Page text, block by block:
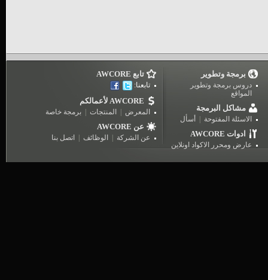
تابع AWCORE
تابعنا:
AWCORE لأعمالكم
المعرض المنتجات برمجة خاصة
عن AWCORE
عن الشركة الوظائف اتصل بنا
برمجة وتطوير
دروس برمجة وتطوير
المواقع
مشاكل البرمجة
الاسئلة المفتوحة أسأل
AWCORE ادوات
عارض ومحرر الاكواد اونلاين